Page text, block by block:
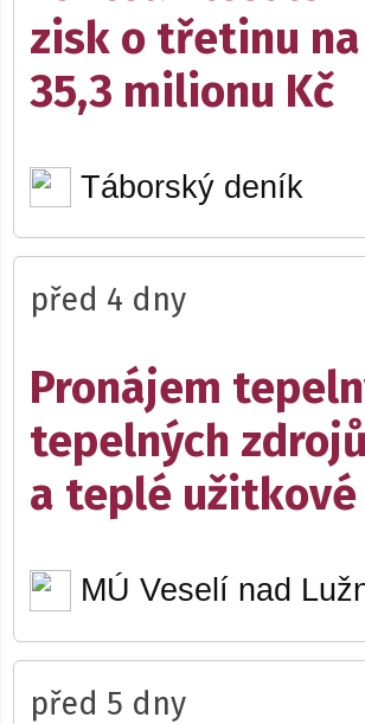
zisk o třetinu na
35,3 milionu Kč
Táborský deník
před 4 dny
Pronájem
tepelných
a teplé užitkové
MÚ Veselí nad
před 5 dny